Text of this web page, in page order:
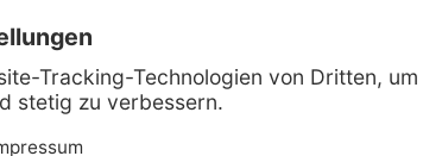
600,00 €
Gesamtmiete
46,24 m2
Wohnfläche
2